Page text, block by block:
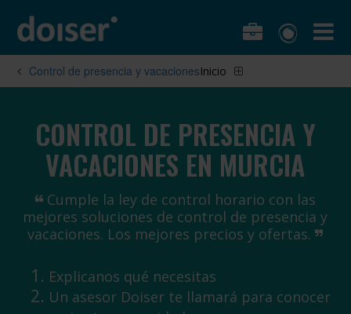
Control de presencia y vacacionesInicio
CONTROL DE PRESENCIA Y
VACACIONES EN MURCIA
Cumple la ley de control horario con las
mejores soluciones de control de presencia y
vacaciones. Los mejores precios y ofertas.
Explicanos qué necesitas
Un asesor Doiser te llamará para conocer